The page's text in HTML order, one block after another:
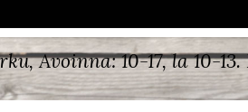
Avoinna: 10-17, la 10-13.